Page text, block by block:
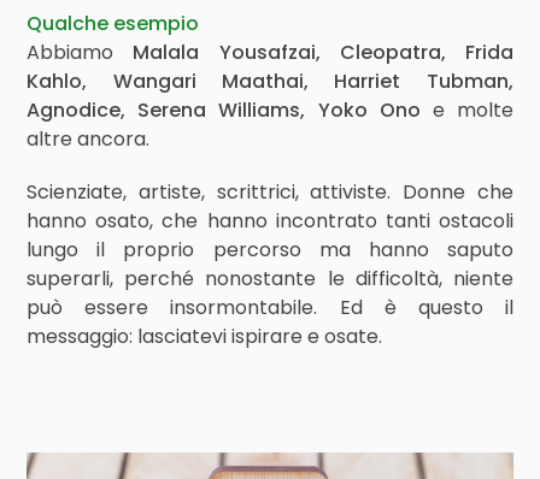
Qualche esempio
Abbiamo Malala Yousafzai,
Cleopatra, Frida
Kahlo, Wangari Maathai, Harriet Tubman,
Agnodice, Serena Williams, Yoko Ono e molte
altre ancora.
Scienziate, artiste, scrittrici, attiviste. Donne che
hanno osato, che hanno incontrato tanti ostacoli
lungo il proprio percorso ma hanno saputo
superarli, perché nonostante le difficoltà, niente
può essere insormontabile. Ed è questo il
messaggio: lasciatevi ispirare e osate.